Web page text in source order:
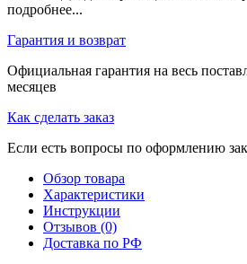
подробнее...
Гарантия и возврат
Официальная гарантия на весь
месяцев
Как сделать заказ
Если есть вопросы по оформлению
Обзор товара
Характеристики
Инструкции
Отзывов (0)
Доставка по РФ